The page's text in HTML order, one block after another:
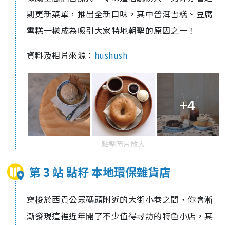
期更新菜單，推出全新口味，其中普洱雪糕、 豆腐
雪糕一樣成為吸引大家特地朝聖的原因之一！
資料及相片來源： hushush
+4
點擊圖片放大
第 3 站 點籽 本地環保雜貨店
穿梭於西貢公眾碼頭附近的大街小巷之間，你會漸
漸發現這裡近年開了不少值得尋訪的特色小店，其